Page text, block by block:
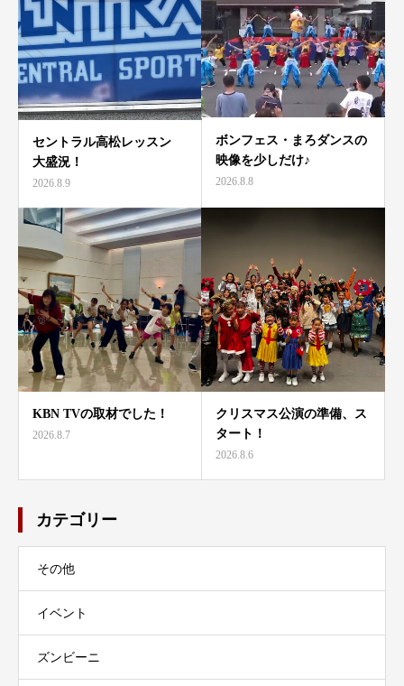
セントラル高松レッスン
大盛況！
2026.8.9
ボンフェス・まろダンスの
映像を少しだけ♪
2026.8.8
KBN TVの取材でした！
2026.8.7
クリスマス公演の準備、ス
タート！
2026.8.6
カテゴリー
その他
イベント
ズンビーニ